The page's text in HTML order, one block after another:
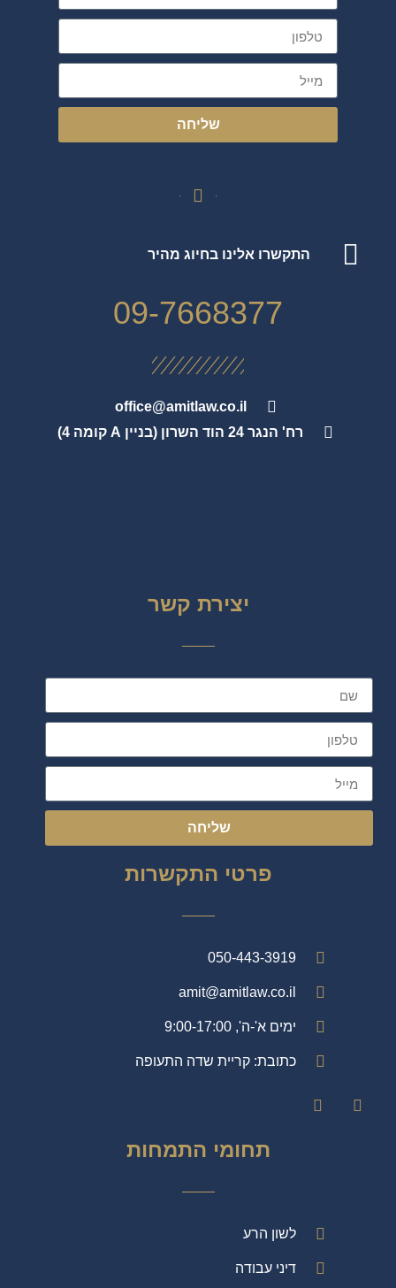
שליחה
התקשרו אלינו בחיוג מהיר
09-7668377
office@amitlaw.co.il
רח' הנגר 24 הוד השרון (בניין A קומה 4)
יצירת קשר
שליחה
פרטי התקשרות
050-443-3919
amit@amitlaw.co.il
ימים א'-ה', 9:00-17:00
כתובת: קריית שדה התעופה
תחומי התמחות
לשון הרע
דיני עבודה